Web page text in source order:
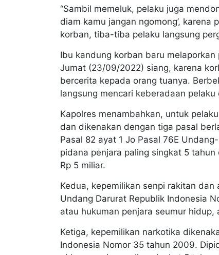
“Sambil memeluk, pelaku juga
diam kamu jangan ngomong’,
korban, tiba-tiba pelaku langsung
Ibu kandung korban baru
Jumat (23/09/2022) siang, karena
bercerita kepada orang tuanya.
langsung mencari keberadaan
Kapolres menambahkan, untuk
dan dikenakan dengan tiga pasal
Pasal 82 ayat 1 Jo Pasal 76E
pidana penjara paling singkat 5
Rp 5 miliar.
Kedua, kepemilikan senpi rakitan
Undang Darurat Republik Indonesia
atau hukuman penjara seumur
Ketiga, kepemilikan narkotika
Indonesia Nomor 35 tahun 2009.